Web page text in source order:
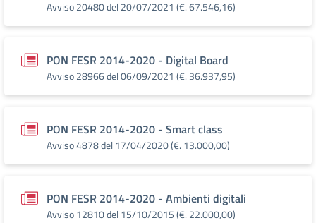
Avviso 20480 del 20/07/2021 (€. 67.546,16)
PON FESR 2014-2020 - Digital Board
Avviso 28966 del 06/09/2021 (€. 36.937,95)
PON FESR 2014-2020 - Smart class
Avviso 4878 del 17/04/2020 (€. 13.000,00)
PON FESR 2014-2020 - Ambienti digitali
Avviso 12810 del 15/10/2015 (€. 22.000,00)